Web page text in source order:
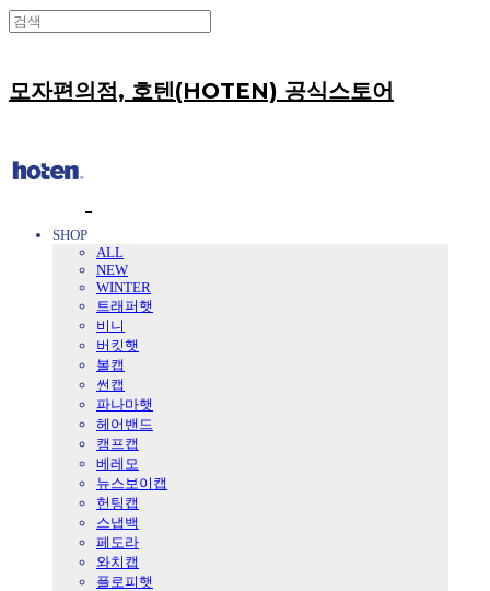
모자편의점, 호텐(HOTEN) 공식스토어
SHOP
ALL
NEW
WINTER
트래퍼햇
비니
버킷햇
볼캡
썬캡
파나마햇
헤어밴드
캠프캡
베레모
뉴스보이캡
헌팅캡
스냅백
페도라
와치캡
플로피햇